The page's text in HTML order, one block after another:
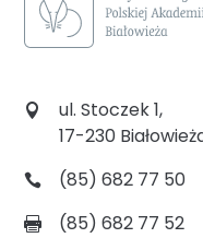
ul. Stoczek 1,
17-230
(85) 682 77 50
(85) 682 77 52